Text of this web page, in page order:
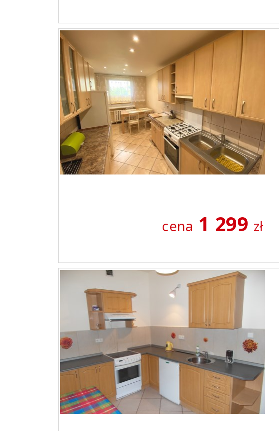
cena 1 299 zł